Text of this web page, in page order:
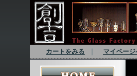
カートをみる マイペー